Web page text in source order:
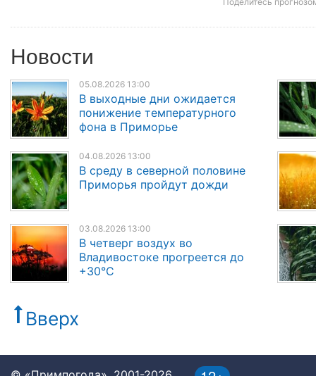
Новости
05.08.2026 13:00
В выходные дни ожидается
понижение температурного
фона в Приморье
04.08.2026 13:00
В среду в северной половине
Приморья пройдут дожди
03.08.2026 13:00
В четверг воздух во
Владивостоке прогреется до
+30°C
Вверх